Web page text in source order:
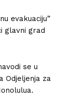
evakuaciju”
glavni grad
se u
Odjeljenja za